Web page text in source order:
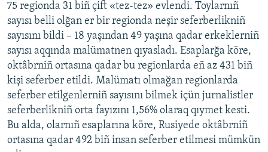
75 regionda 31 biñ çift «tez-tez» evlendi. Toylarnıñ
sayısı belli olğan er bir regionda neşir seferberlikniñ
sayısını bildi – 18 yaşından 49 yaşına qadar erkeklerniñ
sayısı aqqında malümatnen qıyasladı. Esaplarğa köre,
oktâbrniñ ortasına qadar bu regionlarda eñ az 431 biñ
kişi seferber etildi. Malümatı olmağan regionlarda
seferber etilgenlerniñ sayısını bilmek içün jurnalistler
seferberlikniñ orta fayızını 1,56% olaraq qıymet kesti.
Bu alda, olarnıñ esaplarına köre, Rusiyede oktâbrniñ
ortasına qadar 492 biñ insan seferber etilmesi mümkün